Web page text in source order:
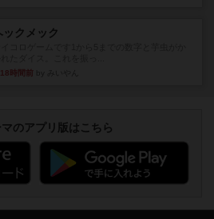
ックメック
時間前
のアプリ版はこちら